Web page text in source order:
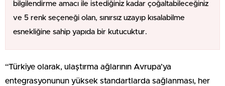
bilgilendirme amacı ile istediğiniz kadar çoğaltabileceğiniz
ve 5 renk seçeneği olan, sınırsız uzayıp kısalabilme
esnekliğine sahip yapıda bir kutucuktur.
“Türkiye olarak, ulaştırma ağlarının Avrupa’ya
entegrasyonunun yüksek standartlarda sağlanması, her